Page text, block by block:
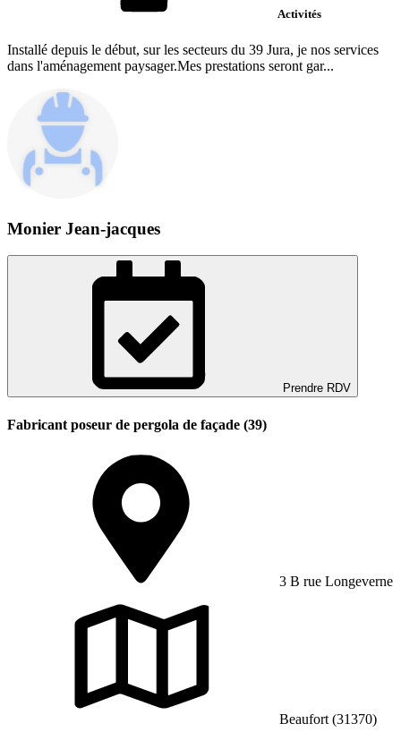
Activités
Installé depuis le début, sur les secteurs du 39 Jura, je nos services
dans l'aménagement paysager.Mes prestations seront gar...
Monier Jean-jacques
Prendre RDV
Fabricant poseur de pergola de façade (39)
3 B rue Longeverne
Beaufort (31370)